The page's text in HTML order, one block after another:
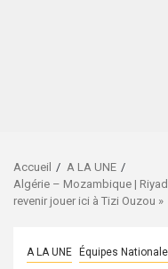
Accueil
A LA UNE
Algérie – Mozambique |
revenir jouer ici à Tizi Ouzou »
A LA UNE Équipes